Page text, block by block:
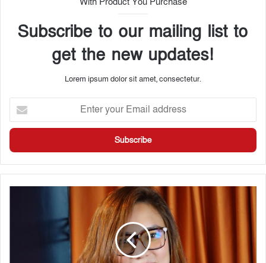
Subscribe to our mailing list to
get the new updates!
Lorem ipsum dolor sit amet, consectetur.